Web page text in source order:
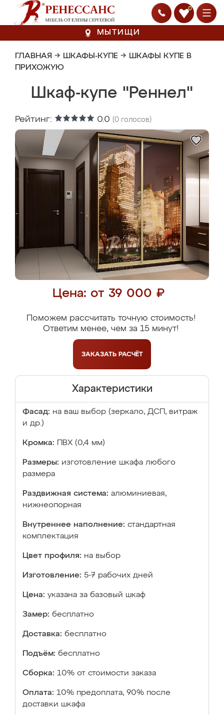
0
МЫТИЩИ
ГЛАВНАЯ → ШКАФЫ-КУПЕ → ШКАФЫ КУПЕ В
ПРИХОЖУЮ
Шкаф-купе "Реннел"
Рейтинг: 0.0 (0 голосов)
Цена: от 39 000 ₽
Поможем рассчитать точную стоимость!
Ответим менее, чем за 15 минут!
ЗАКАЗАТЬ РАСЧЁТ
Характеристики
Фасад: на ваш выбор (зеркало, ДСП, витраж
и др.)
Кромка: ПВХ (0,4 мм)
Размеры: изготовление шкафа любого
размера
Раздвижная система: алюминиевая,
нижнеопорная
Внутреннее наполнение: стандартная
комплектация
Цвет профиля: на выбор
Изготовление: 5-7 рабочих дней
Цена: указана за базовый шкаф
Замер: бесплатно
Доставка: бесплатно
Подъём: бесплатно
Сборка: 10% от стоимости заказа
Оплата: 10% предоплата, 90% после
доставки шкафа